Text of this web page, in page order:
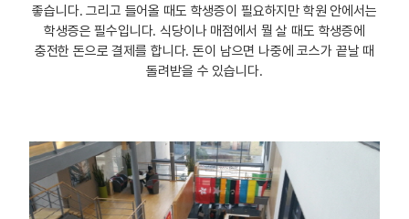
좋습니다. 그리고 들어올 때도 학생증이 필요하지만 학원 안에서는
학생증은 필수입니다. 식당이나 매점에서 뭘 살 때도 학생증에
충전한 돈으로 결제를 합니다. 돈이 남으면 나중에 코스가 끝날 때
돌려받을 수 있습니다.